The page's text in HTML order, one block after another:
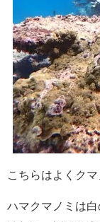
こちらはよくク
ハマクマノミは